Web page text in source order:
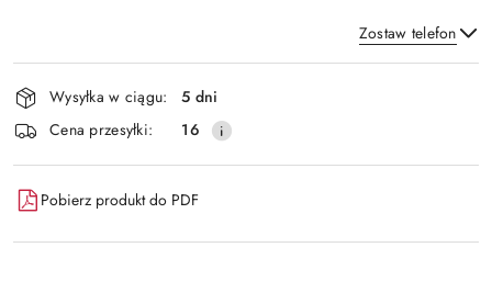
Zostaw telefon
Wyślij
Dostępność
i
dostawa
Wysyłka w ciągu:
5 dni
Cena przesyłki:
16
Pobierz produkt do PDF